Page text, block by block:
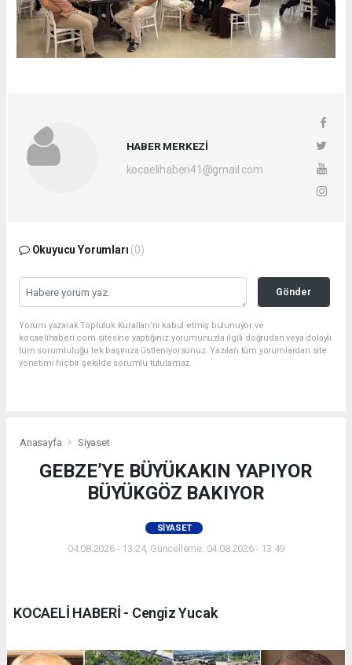
HABER MERKEZİ
kocaelihaberi41@gmail.com
Okuyucu Yorumları (0)
Gönder
Yorum yazarak Topluluk Kuralları’nı kabul etmiş bulunuyor ve
kocaelihaberi.com sitesine yaptığınız yorumunuzla ilgili doğrudan veya dolaylı
tüm sorumluluğu tek başınıza üstleniyorsunuz. Yazılan tüm yorumlardan site
yönetimi hiçbir şekilde sorumlu tutulamaz.
Anasayfa Siyaset
GEBZE’YE BÜYÜKAKIN YAPIYOR
BÜYÜKGÖZ BAKIYOR
SIYASET
04.08.2026 - 13:24, Güncelleme: 04.08.2026 - 13:49
KOCAELİ HABERİ - Cengiz Yucak